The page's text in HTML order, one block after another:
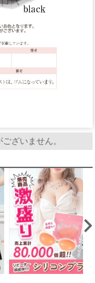
ざいません。